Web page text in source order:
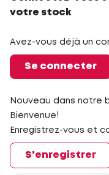
votre stock
Avez-vous déjà un
Se connecter
Nouveau dans notre
Bienvenue!
Enregistrez-vous et
S'enregistrer